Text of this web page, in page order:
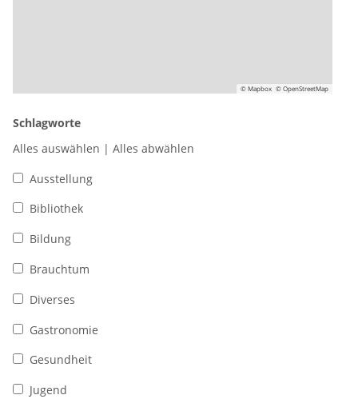
© Mapbox © OpenStreetMap
Schlagworte
Alles auswählen | Alles abwählen
Ausstellung
Bibliothek
Bildung
Brauchtum
Diverses
Gastronomie
Gesundheit
Jugend